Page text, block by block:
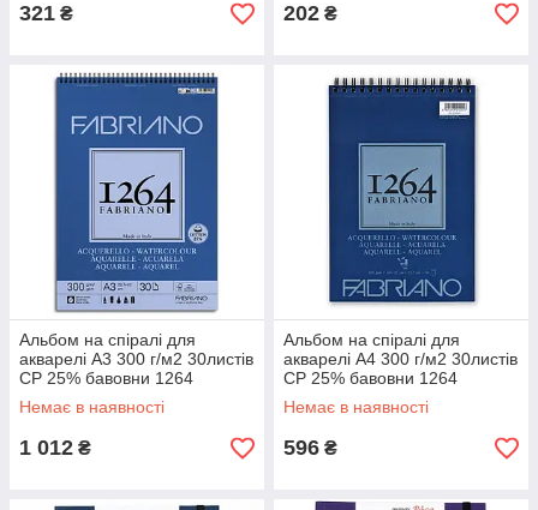
321 ₴ 202 ₴
Альбом на спіралі для
акварелі А3 300 г/м2 30листів
СР 25% бавовни 1264
Fabriano, 19100650
Немає в наявності
1 012 ₴
Альбом на спіралі для
акварелі А4 300 г/м2 30листів
СР 25% бавовни 1264
Fabriano, 19100649
Немає в наявності
596 ₴